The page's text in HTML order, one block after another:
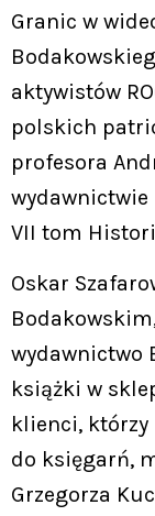
Granic w
aktywistów
polskich
profesora
wydawnictwie
VII tom
Oskar
wydawnictwo
książki w
klienci,
do księgarń,
Grzegorza